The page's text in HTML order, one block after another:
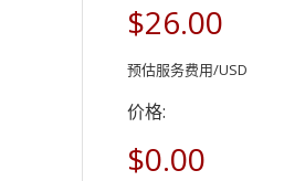
$26.00
预估服务费用/USD
价格:
$0.00